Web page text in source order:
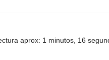
aprox: 1 minutos, 16